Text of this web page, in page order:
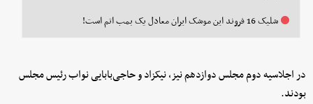
شلیک 16 فروند این موشک ایران معادل یک بمب اتم است!
در اجلاسیه دوم مجلس دوازدهم نیز، نیکزاد و حاجی‌بابایی نواب رئیس مجلس
بودند.